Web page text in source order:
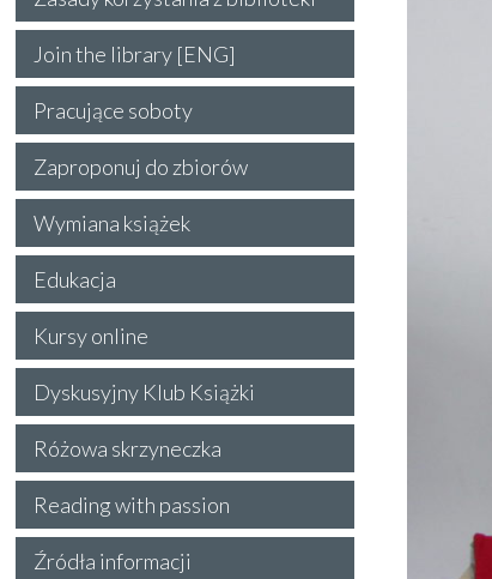
Join the library [ENG]
Pracujące soboty
Zaproponuj do zbiorów
Wymiana książek
Edukacja
Kursy online
Dyskusyjny Klub Książki
Różowa skrzyneczka
Reading with passion
Źródła informacji